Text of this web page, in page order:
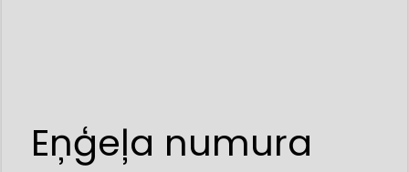
Eņģeļa numura